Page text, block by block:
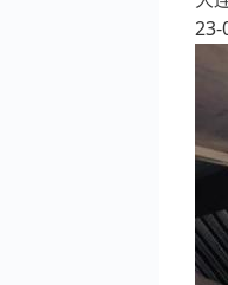
23-